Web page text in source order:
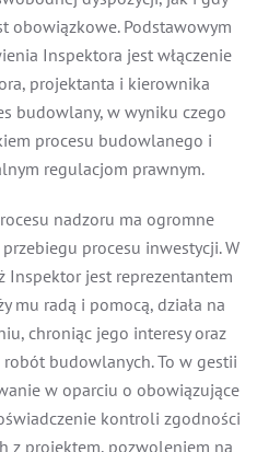
obowiązkowe. Podstawowym
Inspektora jest włączenie
projektanta i kierownika
budowlany, w wyniku czego
procesu budowlanego i
regulacjom prawnym.
nadzoru ma ogromne
procesu inwestycji. W
Inspektor jest reprezentantem
mu radą i pomocą, działa na
chroniąc jego interesy oraz
budowlanych. To w gestii
w oparciu o obowiązujące
kontroli zgodności
z projektem, pozwoleniem na